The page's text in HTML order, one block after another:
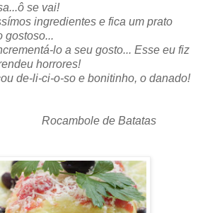
se vai!
ingredientes e fica um prato
gostoso...
lo a seu gosto... Esse eu fiz
horrores!
de-li-ci-o-so e bonitinho, o danado!
Rocambole de Batatas